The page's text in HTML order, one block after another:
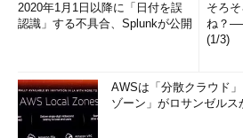
2020年1月1日以降に「日付を誤
認識」する不具合、Splunkが公開
そろ
ね？
(1/3)
AWSは「分散クラウド
ゾーン」がロサンゼルス